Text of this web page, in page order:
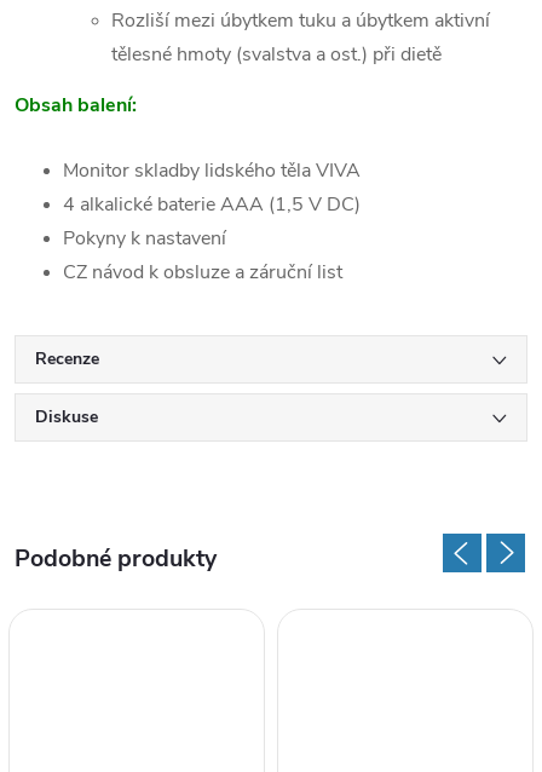
Rozliší mezi úbytkem tuku a úbytkem aktivní
tělesné hmoty (svalstva a ost.) při dietě
Obsah balení:
Monitor skladby lidského těla VIVA
4 alkalické baterie AAA (1,5 V DC)
Pokyny k nastavení
CZ návod k obsluze a záruční list
Recenze
Diskuse